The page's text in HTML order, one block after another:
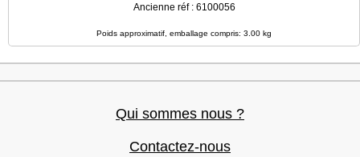
Ancienne réf : 6100056
Poids approximatif, emballage compris: 3.00 kg
Qui sommes nous ?
Contactez-nous